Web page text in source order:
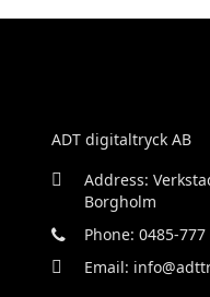
ADT digitaltryck AB
Address:
Borgholm
Phone: 0485-
Email: